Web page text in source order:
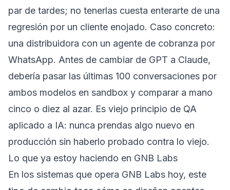
par de tardes; no tenerlas cuesta enterarte de una
regresión por un cliente enojado. Caso concreto:
una distribuidora con un agente de cobranza por
WhatsApp. Antes de cambiar de GPT a Claude,
debería pasar las últimas 100 conversaciones por
ambos modelos en sandbox y comparar a mano
cinco o diez al azar. Es viejo principio de QA
aplicado a IA: nunca prendas algo nuevo en
producción sin haberlo probado contra lo viejo.
Lo que ya estoy haciendo en GNB Labs
En los sistemas que opera GNB Labs hoy, este